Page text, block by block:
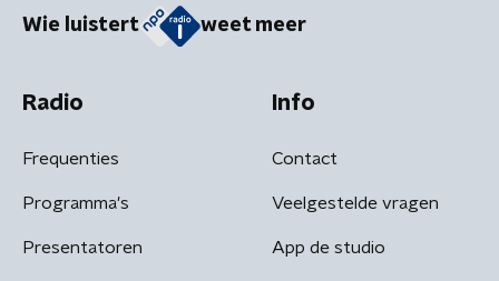
Wie luistert weet meer
Radio
Frequenties
Programma's
Presentatoren
Info
Contact
Veelgestelde vragen
App de studio